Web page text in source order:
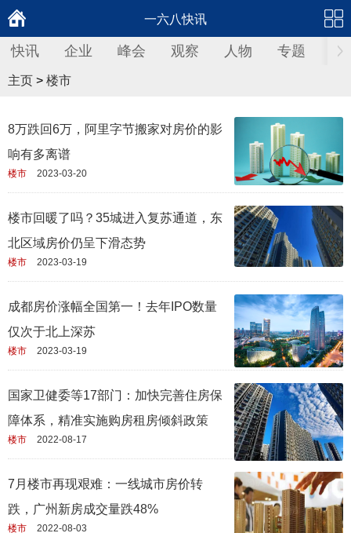
一六八快讯
快讯 企业 峰会 观察 人物 专题 财
主页 > 楼市
8万跌回6万，阿里字节搬家对房价的影
响有多离谱
楼市 2023-03-20
楼市回暖了吗？35城进入复苏通道，东
北区域房价仍呈下滑态势
楼市 2023-03-19
成都房价涨幅全国第一！去年IPO数量
仅次于北上深苏
楼市 2023-03-19
国家卫健委等17部门：加快完善住房保
障体系，精准实施购房租房倾斜政策
楼市 2022-08-17
7月楼市再现艰难：一线城市房价转
跌，广州新房成交量跌48%
楼市 2022-08-03